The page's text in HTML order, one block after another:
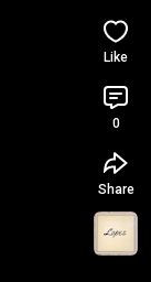
Like
0
Share